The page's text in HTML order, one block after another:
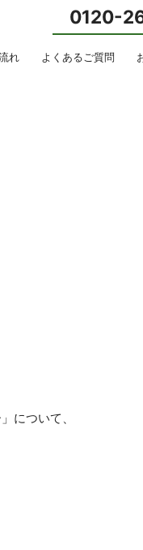
0120-
れ よくあるご質問
について、